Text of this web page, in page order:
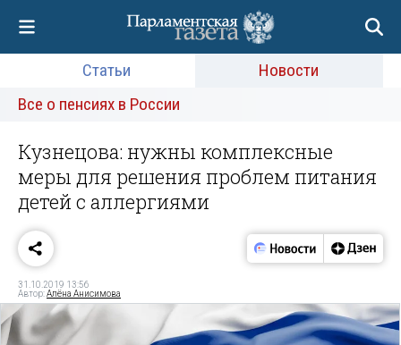
Статьи
Новости
Все о пенсиях в России
Кузнецова: нужны комплексные
меры для решения проблем питания
детей с аллергиями
31.10.2019 13:56
Автор:Алёна Анисимова